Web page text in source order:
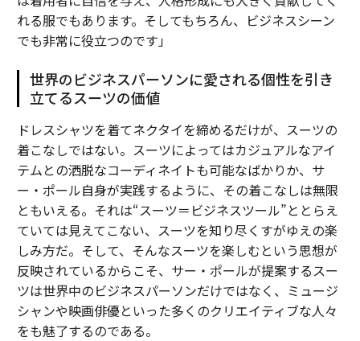
れる服でもあります。そしてもちろん、ビジネスシーン
でも非常に役立つのです」
世界のビジネスパーソンに愛される個性を引き
立てるスーツの価値
ドレスシャツを着てネクタイを締めるだけが、スーツの
着こなしではない。スーツによってはカジュアルなアイ
テムとの洒脱なコーディネイトも可能なばかりか、サ
ー・ポール自身が実践するように、その着こなしは無限
ともいえる。それは“スーツ＝ビジネスツール”ととらえ
ていては見えてこない、スーツを知り尽くすがゆえの楽
しみ方だ。そして、そんなスーツを楽しむという思想が
反映されているからこそ、サー・ポールが提案するスー
ツは世界中のビジネスパーソンだけではなく、ミュージ
シャンや映画俳優といった多くのクリエイティブな人々
をも魅了するのである。